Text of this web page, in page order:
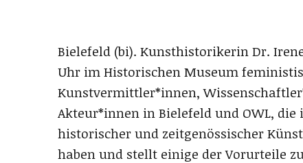
Bielefeld (bi). Kunsthistorikerin Dr.
Uhr im Historischen Museum
Kunstvermittler*innen,
Akteur*innen in Bielefeld und OWL,
historischer und zeitgenössischer
haben und stellt einige der Vorurteile